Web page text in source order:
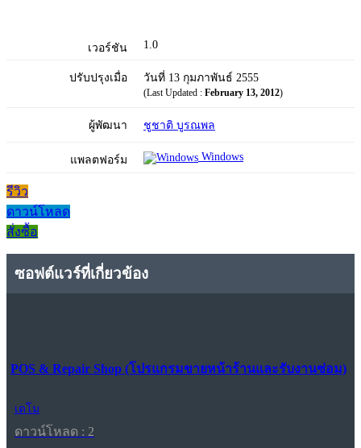
เวอร์ชัน 1.0
ปรับปรุงเมื่อ วันที่ 13 กุมภาพันธ์ 2555
(Last Updated : February 13, 2012)
ผู้พัฒนา ชูชาติ บูรณพล
แพลตฟอร์ม Windows
รีวิว
ดาวน์โหลด
สั่งซื้อ
ซอฟต์แวร์ที่เกี่ยวข้อง
POS & Repair Shop (โปรแกรมขายหน้าร้านและรับงานซ่อม)
เดโม
ดาวน์โหลด : 2